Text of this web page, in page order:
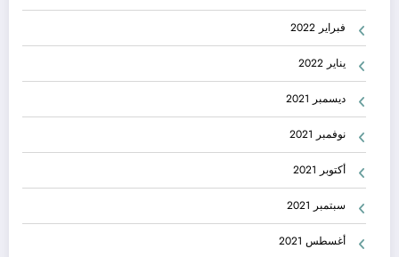
فبراير 2022
يناير 2022
ديسمبر 2021
نوفمبر 2021
أكتوبر 2021
سبتمبر 2021
أغسطس 2021